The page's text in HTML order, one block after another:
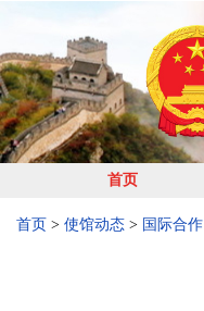
首页
首页 > 使馆动态 > 国际合作